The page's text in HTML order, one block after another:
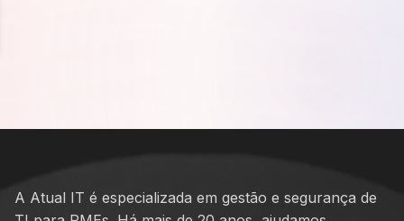
A Atual IT é especializada em gestão e segurança de